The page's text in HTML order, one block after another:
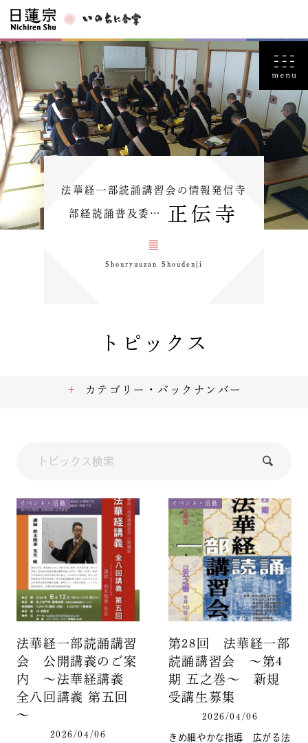
法華経一部読誦講習会の情報発信寺
部経読誦普及委… 正伝寺
Shouryuuzan Shoudenji
トピックス
イベント・活動
法華経一部読誦講習
会 公開講義のご案
内 ～法華経講義
全八回講義 第五回
～
2026/04/06
イベント・活動
第28回 法華経一部
読誦講習会 ～第4
期 五之巻～ 新規
受講生募集
2026/04/06
きめ細やかな指導 広がる法
カテゴリー・バックナンバー